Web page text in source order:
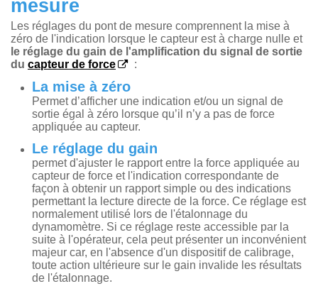
mesure
Les réglages du pont de mesure comprennent la mise à
zéro de l'indication lorsque le capteur est à charge nulle et
le réglage du gain de l'amplification du signal de sortie
du capteur de force :
La mise à zéro
Permet d’afficher une indication et/ou un signal de
sortie égal à zéro lorsque qu’il n’y a pas de force
appliquée au capteur.
Le réglage du gain
permet d'ajuster le rapport entre la force appliquée au
capteur de force et l'indication correspondante de
façon à obtenir un rapport simple ou des indications
permettant la lecture directe de la force. Ce réglage est
normalement utilisé lors de l'étalonnage du
dynamomètre. Si ce réglage reste accessible par la
suite à l'opérateur, cela peut présenter un inconvénient
majeur car, en l'absence d'un dispositif de calibrage,
toute action ultérieure sur le gain invalide les résultats
de l'étalonnage.